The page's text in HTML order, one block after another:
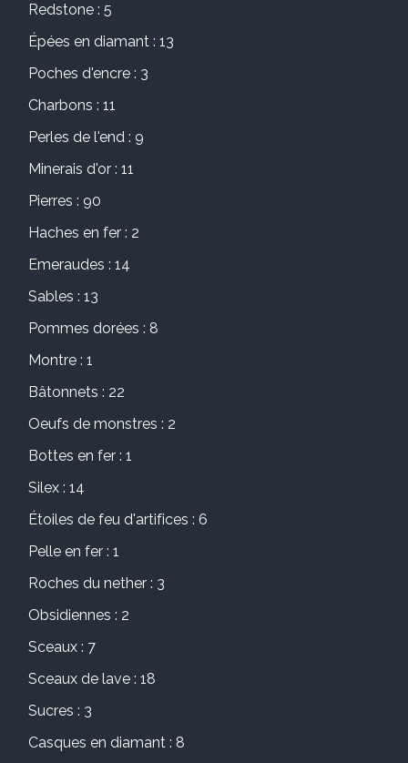
Redstone : 5
Épées en diamant : 13
Poches d'encre : 3
Charbons : 11
Perles de l'end : 9
Minerais d'or : 11
Pierres : 90
Haches en fer : 2
Emeraudes : 14
Sables : 13
Pommes dorées : 8
Montre : 1
Bâtonnets : 22
Oeufs de monstres : 2
Bottes en fer : 1
Silex : 14
Étoiles de feu d'artifices : 6
Pelle en fer : 1
Roches du nether : 3
Obsidiennes : 2
Sceaux : 7
Sceaux de lave : 18
Sucres : 3
Casques en diamant : 8